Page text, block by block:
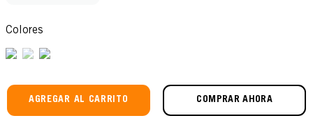
Colores
AGREGAR AL CARRITO COMPRAR AHORA